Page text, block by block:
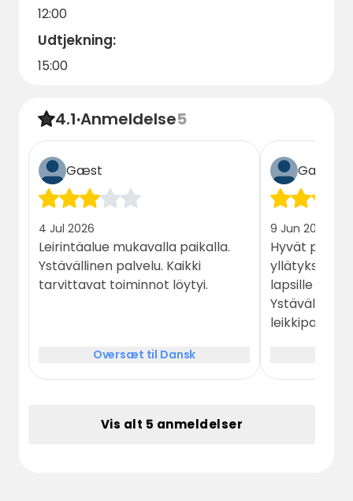
12:00
Udtjekning:
15:00
4.1·Anmeldelse5
Gæst
4 Jul 2026
Leirintäalue mukavalla paikalla.
Ystävällinen palvelu. Kaikki
tarvittavat toiminnot löytyi.
Oversæt til Dansk
Gæst
9 Jun 2026
Hyvät
yllätyksenä
lapsille
Ystävällistä
leikkipaikka
Vis alt 5 anmeldelser